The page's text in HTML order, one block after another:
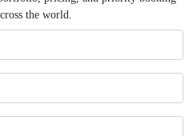
the world.